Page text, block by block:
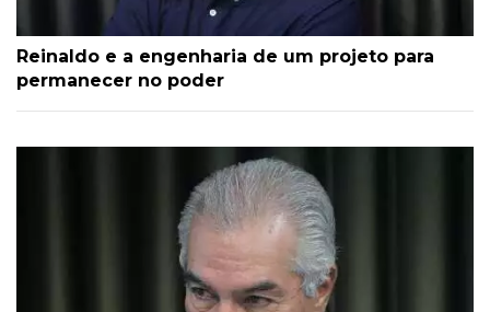
Reinaldo e a engenharia de um projeto para
permanecer no poder